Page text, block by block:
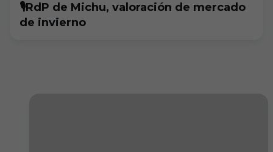
🎙RdP de Michu, valoración de mercado
de invierno